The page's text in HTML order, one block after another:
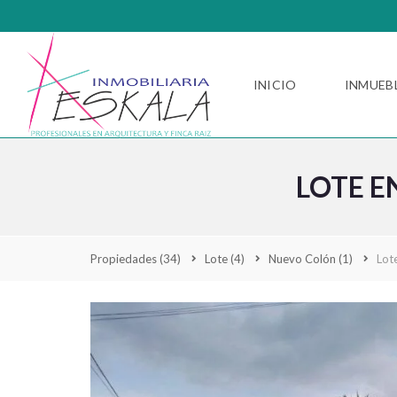
INICIO
LOTE
Propiedades(34) Lote(4) Nuevo Colón (1)